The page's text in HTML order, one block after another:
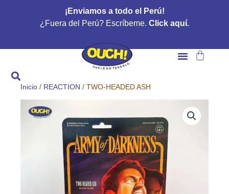
¡Enviamos a todo el Perú!
¿Fuera del Perú? Escríbeme. Click aquí.
Carrito
Inicio / REACTION / TWO-HEADED ASH